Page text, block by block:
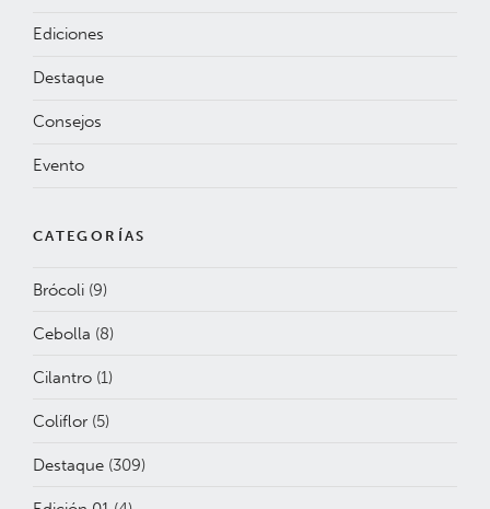
Ediciones
Destaque
Consejos
Evento
CATEGORÍAS
Brócoli (9)
Cebolla (8)
Cilantro (1)
Coliflor (5)
Destaque (309)